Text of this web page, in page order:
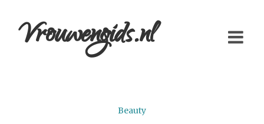
Vrouwengids.nl
Beauty